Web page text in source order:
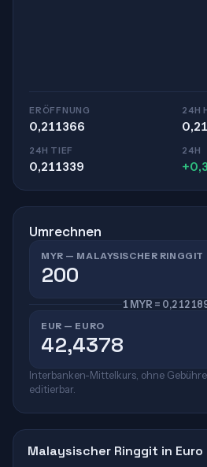
ERÖFFNUNG
0,211366
24H
24H TIEF
0,211339
24H
Umrechnen
MYR — MALAYSISCHER RINGGIT
1 MYR =
EUR — EURO
Interbanken-Mittelkurs, ohne
editierbar.
Malaysischer Ringgit in Euro